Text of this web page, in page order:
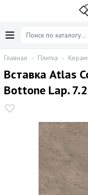
Главная - Плитка -
Вставка Atlas
Bottone Lap.